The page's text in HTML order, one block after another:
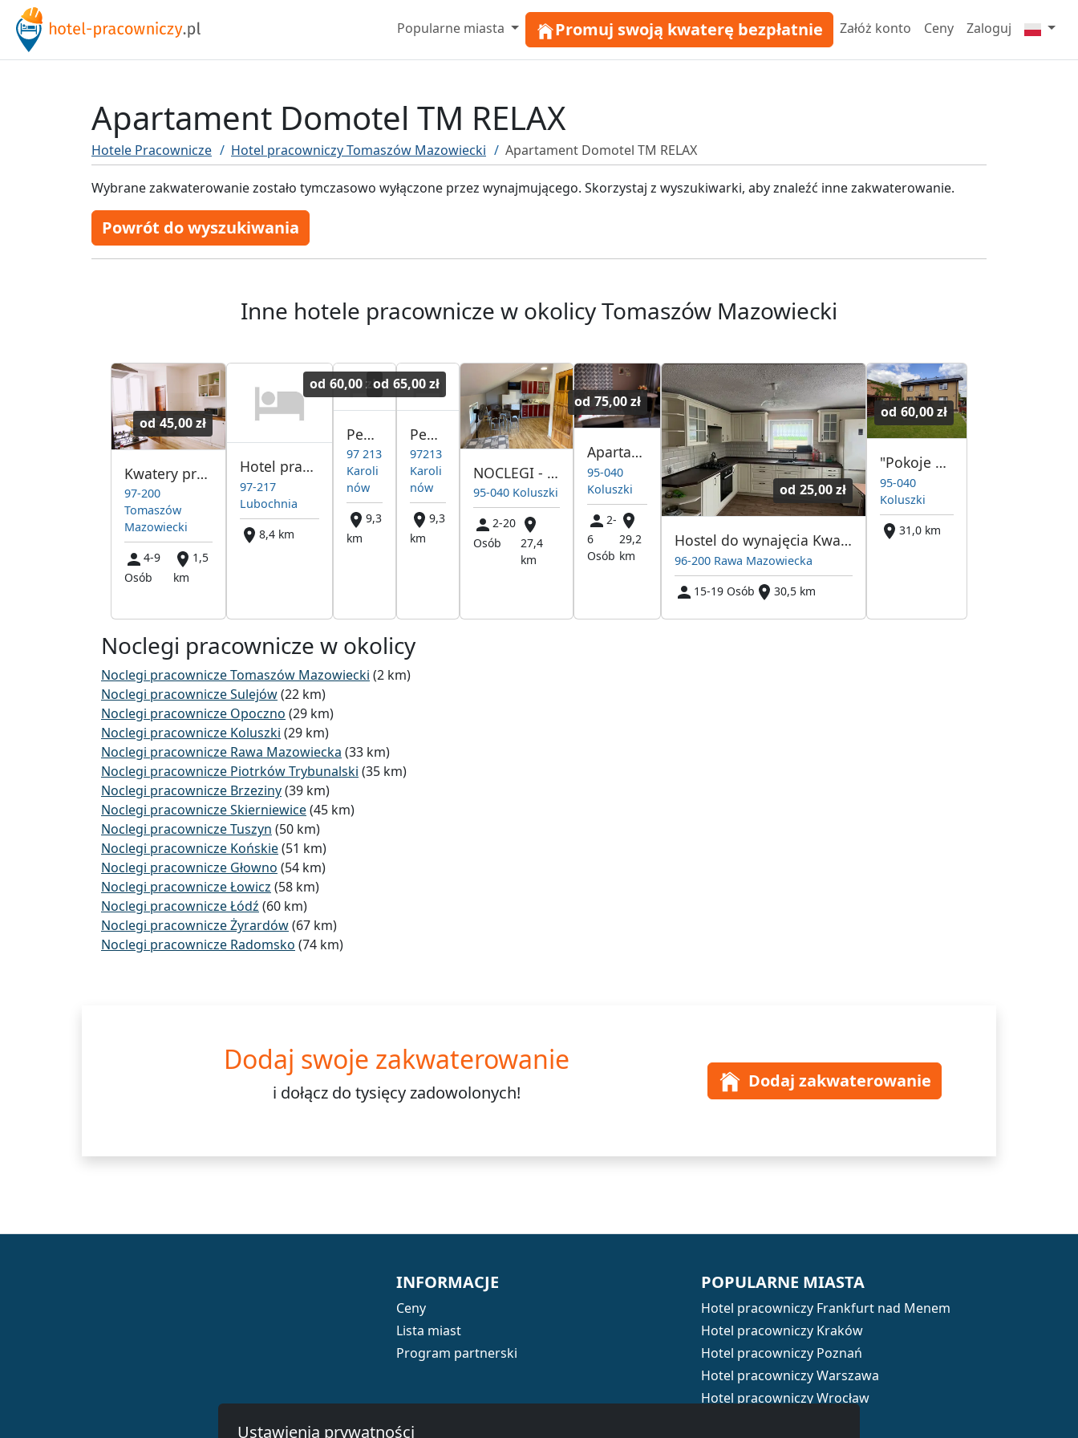
Popularne miasta Promuj swoją kwaterę bezpłatnie Załóż konto Ceny Zaloguj
Apartament Domotel TM RELAX
Hotele Pracownicze Hotel pracowniczy Tomaszów Mazowiecki Apartament Domotel TM RELAX
Wybrane zakwaterowanie zostało tymczasowo wyłączone przez wynajmującego. Skorzystaj z wyszukiwarki, aby znaleźć inne zakwaterowanie.
Powrót do wyszukiwania
Inne hotele pracownicze w okolicy Tomaszów Mazowiecki
od 45,00 zł
Kwatery pracownicze w centrum
97-200
Tomaszów
Mazowiecki
4-9
Osób
1,5
km
Hotel pracowniczy Lubochnia
97-217
Lubochnia
8,4 km
od 60,00 zł
Pensjonat Libra
97 213
Karoli
nów
9,3
km
od 65,00 zł
Pensjonat Libra
97213
Karoli
nów
9,3
km
NOCLEGI - kwatery pracownicze
95-040 Koluszki
2-20
Osób
27,4
km
od 75,00 zł
Apartament Przy Straży
95-040
Koluszki
2-
6
Osób
29,2
km
od 25,00 zł
Hostel do wynajęcia Kwatery Pracownicze Rawa Mazowiecka
96-200 Rawa Mazowiecka
15-19 Osób
30,5 km
od 60,00 zł
"Pokoje Gościnne Jeziorscy"
95-040
Koluszki
31,0 km
Noclegi pracownicze w okolicy
Noclegi pracownicze Tomaszów Mazowiecki (2 km)
Noclegi pracownicze Sulejów(22 km)
Noclegi pracownicze Opoczno (29 km)
Noclegi pracownicze Koluszki (29 km)
Noclegi pracownicze Rawa Mazowiecka (33 km)
Noclegi pracownicze Piotrków Trybunalski (35 km)
Noclegi pracownicze Brzeziny(39 km)
Noclegi pracownicze Skierniewice(45 km)
Noclegi pracownicze Tuszyn (50 km)
Noclegi pracownicze Końskie(51 km)
Noclegi pracownicze Głowno (54 km)
Noclegi pracownicze Łowicz (58 km)
Noclegi pracownicze Łódź (60 km)
Noclegi pracownicze Żyrardów(67 km)
Noclegi pracownicze Radomsko (74 km)
Dodaj swoje zakwaterowanie
i dołącz do tysięcyzadowolonych!
Dodaj zakwaterowanie
INFORMACJE
Ceny
Lista miast
Program partnerski
POPULARNE MIASTA
Hotel pracowniczy Frankfurt nad Menem
Hotel pracowniczy Kraków
Hotel pracowniczy Poznań
Hotel pracowniczy Warszawa
Hotel pracowniczy Wrocław
Ustawienia prywatności